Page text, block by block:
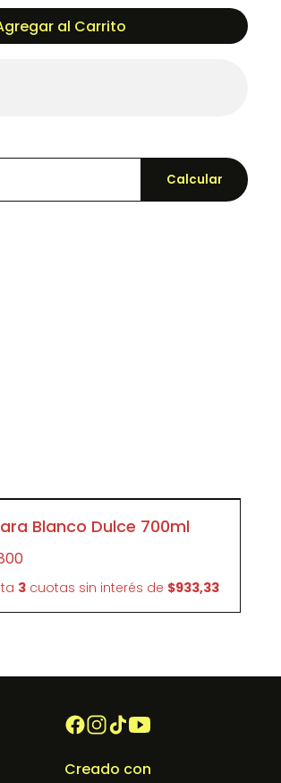
al Carrito
Calcular
STOCKBlanco Dulce 700ml
3 cuotas sin interés de $933,33
Creado con